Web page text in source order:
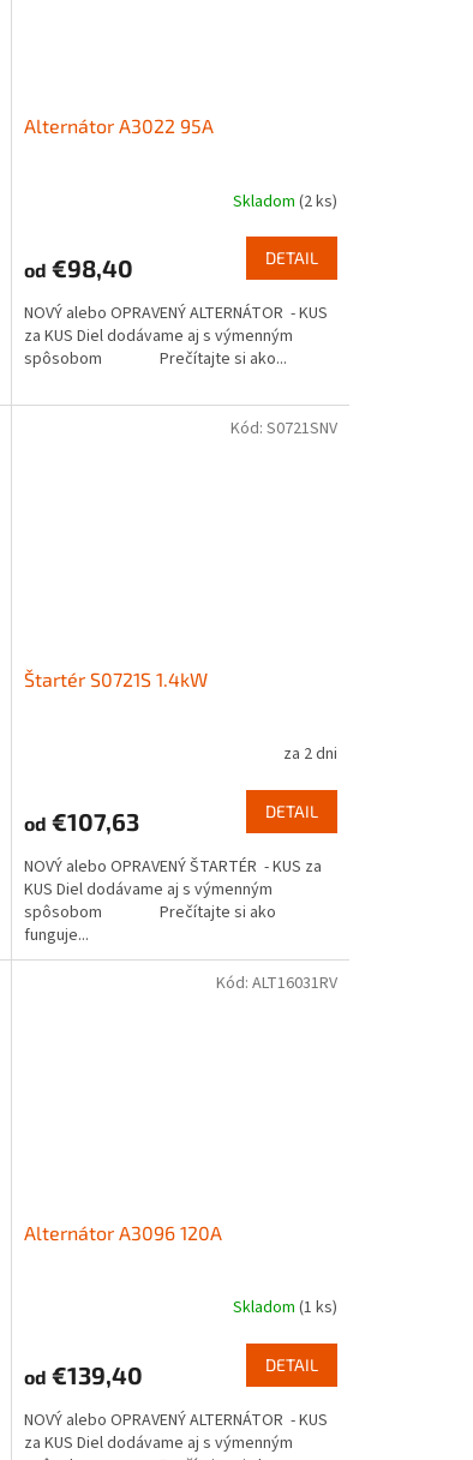
Alternátor A3022 95A
Skladom (2 ks)
od €98,40 DETAIL
NOVÝ alebo OPRAVENÝ ALTERNÁTOR - KUS
za KUS Diel dodávame aj s výmenným
spôsobom Prečítajte si ako...
Štartér S0721S 1.4kW
za 2 dni
od €107,63 DETAIL
NOVÝ alebo OPRAVENÝ ŠTARTÉR - KUS za
KUS Diel dodávame aj s výmenným
spôsobom Prečítajte si ako
funguje...
Kód: S0721SNV
Alternátor A3096 120A
Skladom (1 ks)
od €139,40 DETAIL
NOVÝ alebo OPRAVENÝ ALTERNÁTOR - KUS
za KUS Diel dodávame aj s výmenným
Kód: ALT16031RV